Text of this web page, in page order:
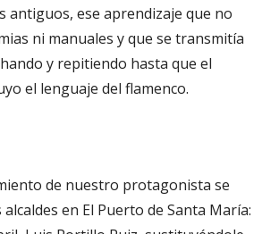
antiguos, ese aprendizaje que no
ni manuales y que se transmitía
y repitiendo hasta que el
el lenguaje del flamenco.
de nuestro protagonista se
en El Puerto de Santa María: